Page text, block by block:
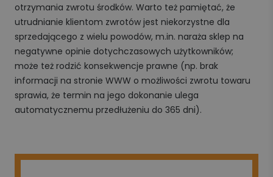
otrzymania zwrotu środków. Warto też pamiętać, że
utrudnianie klientom zwrotów jest niekorzystne dla
sprzedającego z wielu powodów, m.in. naraża sklep na
negatywne opinie dotychczasowych użytkowników;
może też rodzić konsekwencje prawne (np. brak
informacji na stronie WWW o możliwości zwrotu towaru
sprawia, że termin na jego dokonanie ulega
automatycznemu przedłużeniu do 365 dni).